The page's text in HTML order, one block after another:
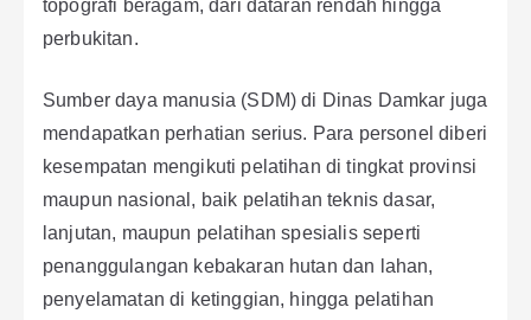
topografi beragam, dari dataran rendah hingga
perbukitan.
Sumber daya manusia (SDM) di Dinas Damkar juga
mendapatkan perhatian serius. Para personel diberi
kesempatan mengikuti pelatihan di tingkat provinsi
maupun nasional, baik pelatihan teknis dasar,
lanjutan, maupun pelatihan spesialis seperti
penanggulangan kebakaran hutan dan lahan,
penyelamatan di ketinggian, hingga pelatihan